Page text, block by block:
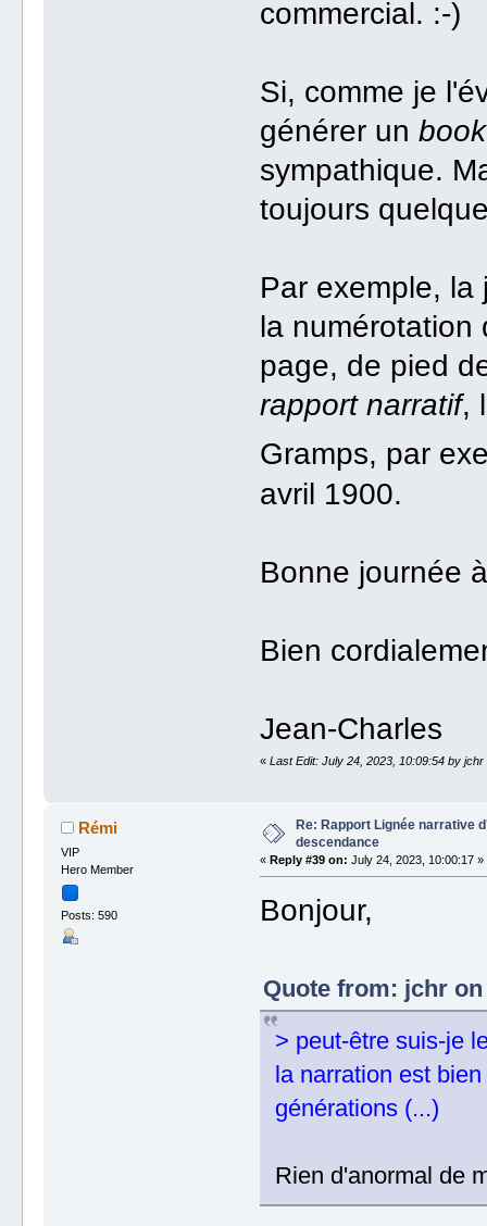
commercial. :-)
Si, comme je
générer unbook
sympathique.
toujours
Par exemple, la
la numérotation
page, de pied
rapport narratif,
Gramps, par
avril 1900.
Bonne journée
Bien
Jean-Charles
«Last Edit: July 24, 2023, 10:09:54 by jchr
Rémi
VIP
Hero Member
Posts: 590
Re: Rapport Lignée narrative
descendance
«Reply #39 on: July 24, 2023, 10:00:17 »
Bonjour,
Quote from: jchr on
> peut-être suis-je
la narration est
générations (...)
Rien d'anormal de